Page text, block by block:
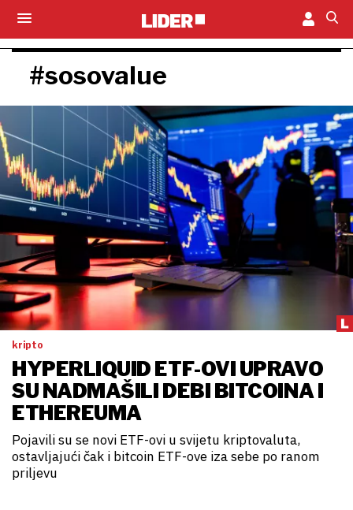
#sosovalue
kripto
HYPERLIQUID ETF-OVI UPRAVO
SU NADMAŠILI DEBI BITCOINA I
ETHEREUMA
Pojavili su se novi ETF-ovi u svijetu kriptovaluta,
ostavljajući čak i bitcoin ETF-ove iza sebe po ranom
priljevu